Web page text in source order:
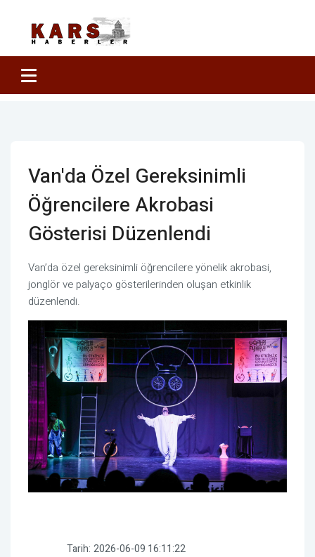
Van'da Özel Gereksinimli
Öğrencilere Akrobasi
Gösterisi Düzenlendi
Van’da özel gereksinimli öğrencilere yönelik akrobasi,
jonglör ve palyaço gösterilerinden oluşan etkinlik
düzenlendi.
Tarih: 2026-06-09 16:11:22